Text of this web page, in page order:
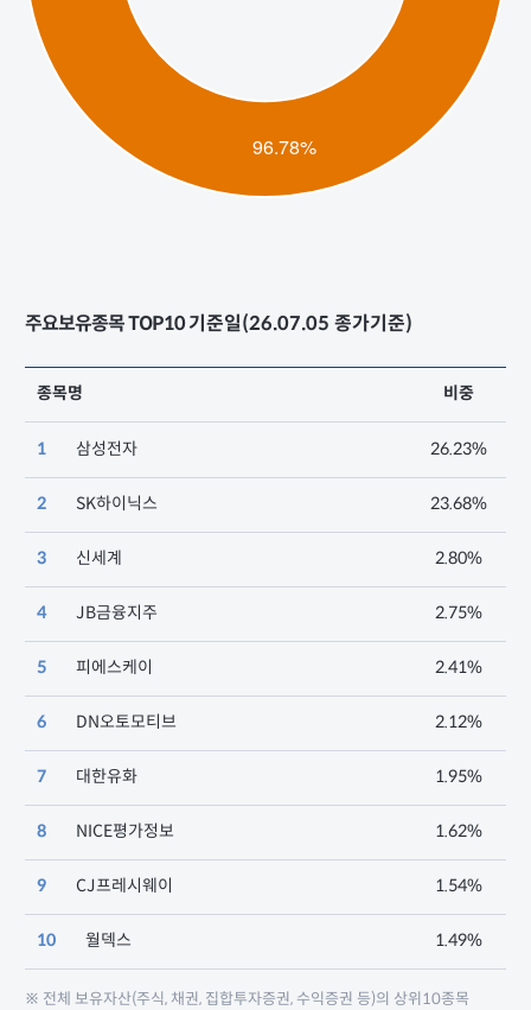
주요보유종목 TOP10기준일(26.07.05 종가기준)
종목명 비중
1 삼성전자 26.23%
2 SK하이닉스 23.68%
3 신세계 2.80%
4 JB금융지주 2.75%
5 피에스케이 2.41%
6 DN오토모티브 2.12%
7 대한유화 1.95%
8 NICE평가정보 1.62%
9 CJ프레시웨이 1.54%
10 월덱스 1.49%
※ 전체 보유자산(주식, 채권, 집합투자증권, 수익증권 등)의 상위10종목